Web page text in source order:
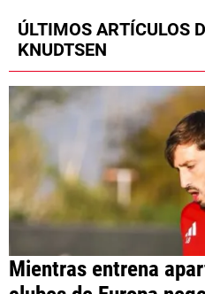
NOTICIAS
CÓDIGOS
PRONÓSTICOS
APUESTA DEL DÍA
QUIENES SOMOS
ESCRIBÍ EN LA PÁGINA
La Página Millonaria es un sitio no
hinchas de River y no tiene
Plate.
Esta sección no tiene relación
ÚLTIMOS ARTÍCULOS
KNUDTSEN
Mientras entrena